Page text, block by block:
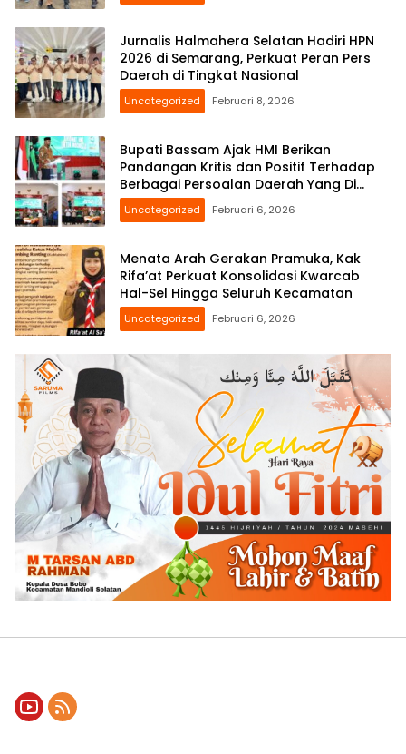
Jurnalis Halmahera Selatan Hadiri HPN
2026 di Semarang, Perkuat Peran Pers
Daerah di Tingkat Nasional
Uncategorized Februari 8, 2026
Bupati Bassam Ajak HMI Berikan
Pandangan Kritis dan Positif Terhadap
Berbagai Persoalan Daerah Yang Di
Hadapi Bersama
Uncategorized Februari 6, 2026
Menata Arah Gerakan Pramuka, Kak
Rifa’at Perkuat Konsolidasi Kwarcab
Hal-Sel Hingga Seluruh Kecamatan
Uncategorized Februari 6, 2026